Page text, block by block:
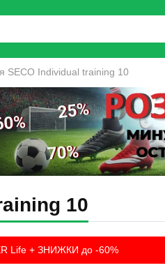
10
Life + ЗНИЖКИ до -60%
SECO Individual training 10